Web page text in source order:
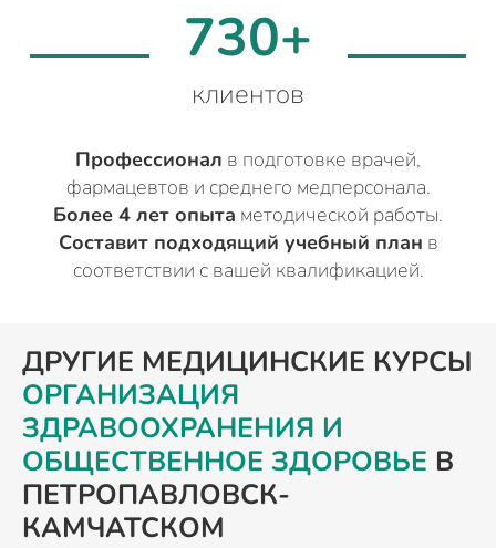
730+
клиентов
Профессионал в подготовке врачей,
фармацевтов и среднего медперсонала.
Более 4 лет опыта методической работы.
Составит подходящий учебный план в
соответствии с вашей квалификацией.
ДРУГИЕ МЕДИЦИНСКИЕ КУРСЫ
ОРГАНИЗАЦИЯ
ЗДРАВООХРАНЕНИЯ И
ОБЩЕСТВЕННОЕ ЗДОРОВЬЕ В
ПЕТРОПАВЛОВСК-
КАМЧАТСКОМ